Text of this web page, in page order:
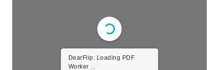
DearFlip: Loading PDF
Worker ...